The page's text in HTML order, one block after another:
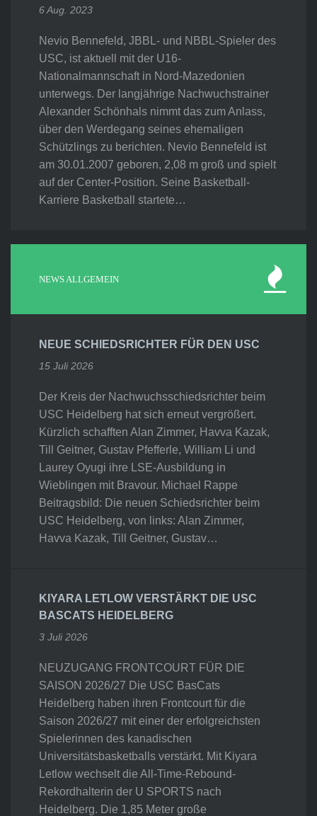
6 Aug. 2023
Nevio Bennefeld, JBBL- und NBBL-Spieler des
USC, ist aktuell mit der U16-
Nationalmannschaft in Nord-Mazedonien
unterwegs. Der langjährige Nachwuchstrainer
Alexander Schönhals nimmt das zum Anlass,
über den Werdegang seines ehemaligen
Schützlings zu berichten. Nevio Bennefeld ist
am 30.01.2007 geboren, 2,08 m groß und spielt
auf der Center-Position. Seine Basketball-
Karriere Basketball startete…
NEWS ALLGEMEIN
NEUE SCHIEDSRICHTER FÜR DEN USC
15 Juli 2026
Der Kreis der Nachwuchsschiedsrichter beim
USC Heidelberg hat sich erneut vergrößert.
Kürzlich schafften Alan Zimmer, Havva Kazak,
Till Geitner, Gustav Pfefferle, William Li und
Laurey Oyugi ihre LSE-Ausbildung in
Wieblingen mit Bravour. Michael Rappe
Beitragsbild: Die neuen Schiedsrichter beim
USC Heidelberg, von links: Alan Zimmer,
Havva Kazak, Till Geitner, Gustav…
KIYARA LETLOW VERSTÄRKT DIE USC
BASCATS HEIDELBERG
3 Juli 2026
NEUZUGANG FRONTCOURT FÜR DIE
SAISON 2026/27 Die USC BasCats
Heidelberg haben ihren Frontcourt für die
Saison 2026/27 mit einer der erfolgreichsten
Spielerinnen des kanadischen
Universitätsbasketballs verstärkt. Mit Kiyara
Letlow wechselt die All-Time-Rebound-
Rekordhalterin der U SPORTS nach
Heidelberg. Die 1,85 Meter große